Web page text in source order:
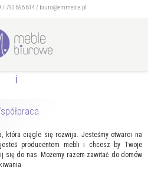
/790 898 814/ biuro@emmeble.pl
która ciągle się rozwija. Jesteśmy otwarci na
producentem mebli i chcesz by Twoje
się do nas. Możemy razem zawitać do domów